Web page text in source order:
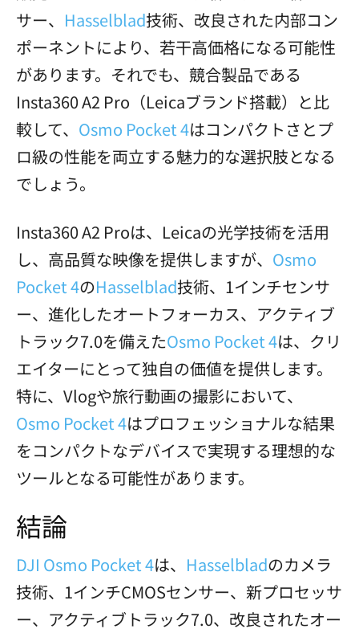
サー、 Hasselblad技術、改良された内部コン
ポーネントにより、若干高価格になる可能性
があります。それでも、競合製品である
Insta360 A2 Pro（Leicaブランド搭載）と比
較して、 Osmo Pocket 4はコンパクトさとプ
ロ級の性能を両立する魅力的な選択肢となる
でしょう。
Insta360 A2 Proは、Leicaの光学技術を活用
し、高品質な映像を提供しますが、 Osmo
Pocket 4のHasselblad技術、1インチセンサ
ー、進化したオートフォーカス、アクティブ
トラック7.0を備えたOsmo Pocket 4は、クリ
エイターにとって独自の価値を提供します。
特に、Vlogや旅行動画の撮影において、
Osmo Pocket 4はプロフェッショナルな結果
をコンパクトなデバイスで実現する理想的な
ツールとなる可能性があります。
結論
DJI Osmo Pocket 4は、 Hasselbladのカメラ
技術、1インチCMOSセンサー、新プロセッサ
ー、アクティブトラック7.0、改良されたオー